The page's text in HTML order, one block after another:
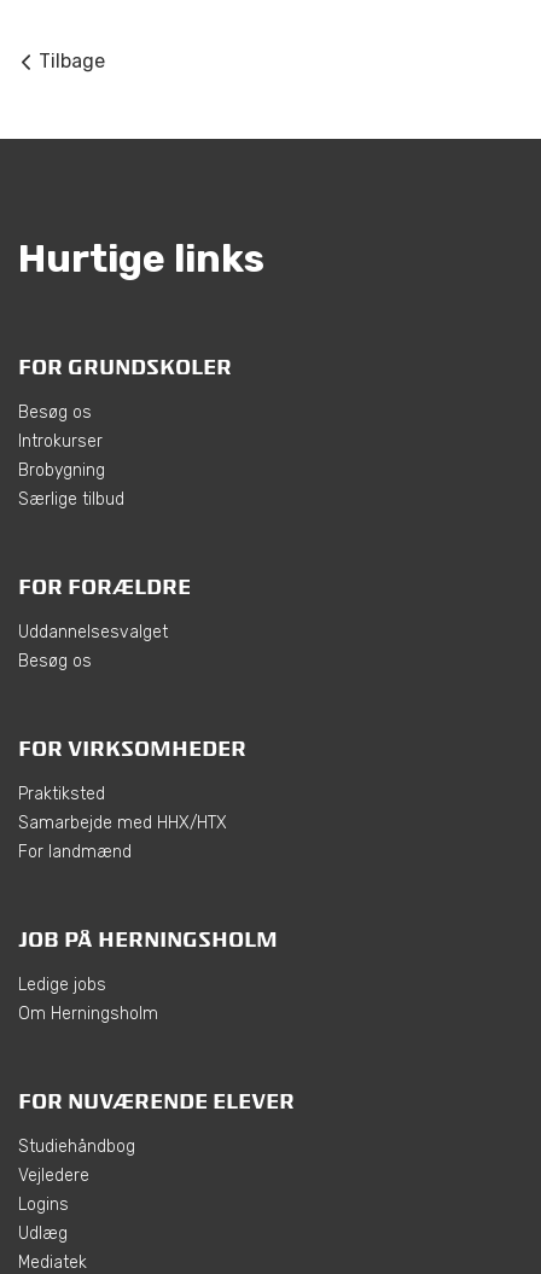
Tilbage
Hurtige links
FOR GRUNDSKOLER
Besøg os
Introkurser
Brobygning
Særlige tilbud
FOR FORÆLDRE
Uddannelsesvalget
Besøg os
FOR VIRKSOMHEDER
Praktiksted
Samarbejde med HHX/HTX
For landmænd
JOB PÅ HERNINGSHOLM
Ledige jobs
Om Herningsholm
FOR NUVÆRENDE ELEVER
Studiehåndbog
Vejledere
Logins
Udlæg
Mediatek